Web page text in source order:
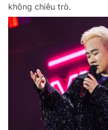
không chiêu trò.